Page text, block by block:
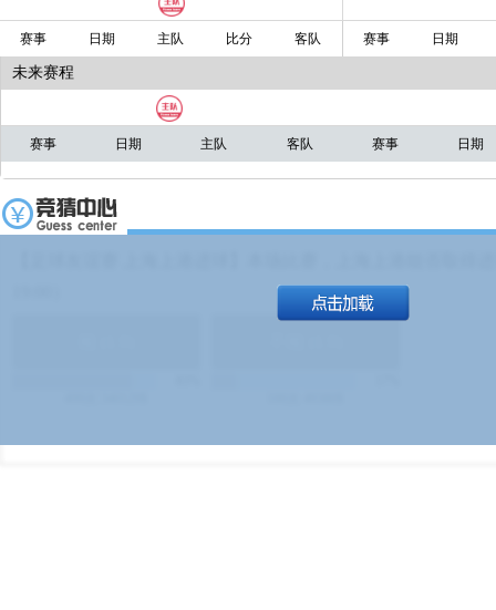
怪兽
面对周云！！！唐淼的调整！！左脚传
中！！到禁区后点！！！
唐淼带球突过去！！！！
大黄 【GIF】特谢拉踢丢单刀错失绝杀机会
怪兽 分前场右路唐淼！
赛事 日期 主队 比分 客队 赛事 日期
未来赛程
赛事 日期 主队 客队 赛事 日期